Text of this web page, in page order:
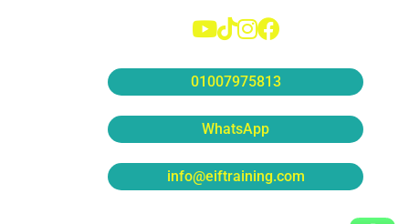
01007975813
WhatsApp
info@eiftraining.com